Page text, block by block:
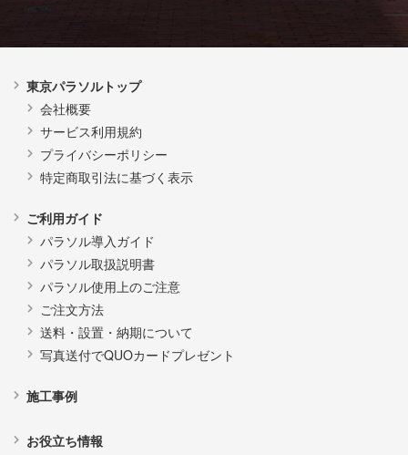
東京パラソルトップ
会社概要
サービス利用規約
プライバシーポリシー
特定商取引法に基づく表示
ご利用ガイド
パラソル導入ガイド
パラソル取扱説明書
パラソル使用上のご注意
ご注文方法
送料・設置・納期について
写真送付でQUOカードプレゼント
施工事例
お役立ち情報